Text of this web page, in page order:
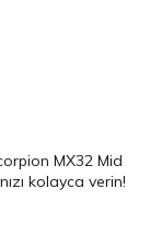
MX32 Mid
kolayca verin!